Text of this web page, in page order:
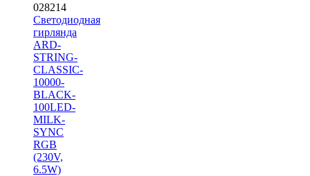
028214
Светодиодная
гирлянда
ARD-
STRING-
CLASSIC-
10000-
BLACK-
100LED-
MILK-
SYNC
RGB
(230V,
6.5W)